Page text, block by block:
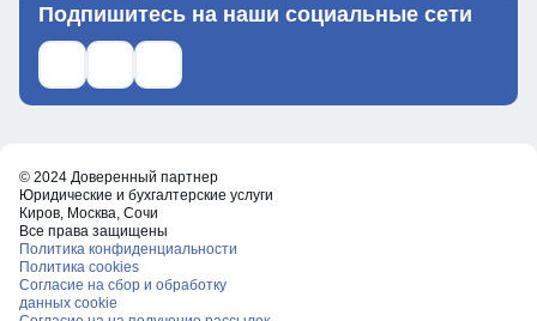
Подпишитесь на наши социальные сети
Ссылка на телеграм
Ссылка на what's up
Ссылка на ВКонтакте
© 2024 Доверенный партнер
Юридические и бухгалтерские услуги
Киров, Москва, Сочи
Все права защищены
Политика конфиденциальности
Политика cookies
Согласие на сбор и обработку
данных cookie